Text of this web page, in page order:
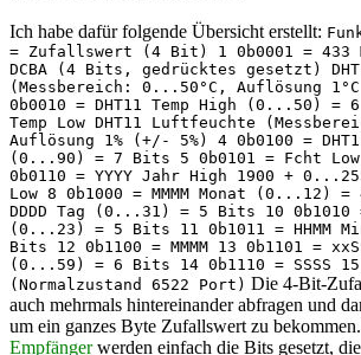
Ich habe dafür folgende Übersicht erstellt:
= Zufallswert (4 Bit) 1 0b0001 = 433
DCBA (4 Bits, gedrücktes gesetzt)
(Messbereich: 0...50°C, Auflösung
0b0010 = DHT11 Temp High (0...50) =
Temp Low DHT11 Luftfeuchte
Auflösung 1% (+/- 5%) 4 0b0100 =
(0...90) = 7 Bits 5 0b0101 = Fcht Low
0b0110 = YYYY Jahr High 1900 +
Low 8 0b1000 = MMMM Monat (0...12)
DDDD Tag (0...31) = 5 Bits 10 0b1010 =
(0...23) = 5 Bits 11 0b1011 = HHMM
Bits 12 0b1100 = MMMM 13 0b1101 =
(0...59) = 6 Bits 14 0b1110 = SSSS
(Normalzustand 6522 Port) Die 4-Bit-
auch mehrmals hintereinander abfragen und
um ein ganzes Byte Zufallswert zu
Empfängerwerden einfach die Bits gesetzt,